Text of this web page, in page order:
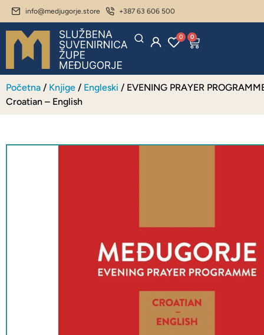
info@medjugorje.store +387 63 606 500
0 0
Početna / Knjige / Engleski / EVENING PRAYER
Croatian – English